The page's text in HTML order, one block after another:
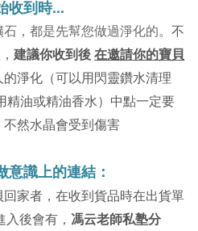
收到時...
，都是先幫您做過淨化的。不
建議你收到後在邀請你的寶貝
的淨化（可以用閃靈鑽水清理
精油或精油香水）中點一定要
然水晶會受到傷害
識上的連結：
家者，在收到貨品時在出貨單
後會有， 馮云老師私塾分